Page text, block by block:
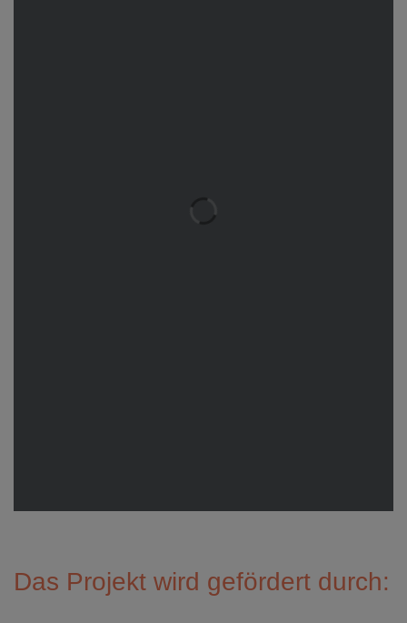
Das Projekt wird gefördert durch: